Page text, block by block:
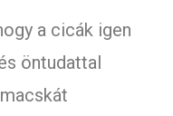
a cicák igen
öntudattal